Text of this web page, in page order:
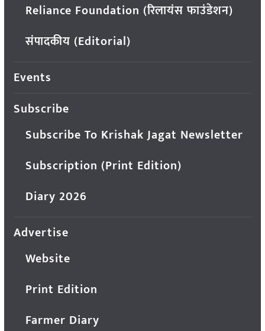
Reliance Foundation (रिलायंस फाउंडेशन)
संपादकीय (Editorial)
Events
Subscribe
Subscribe To Krishak Jagat Newsletter
Subscription (Print Edition)
Diary 2026
Advertise
Website
Print Edition
Farmer Diary